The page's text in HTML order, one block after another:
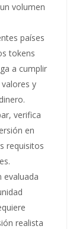
volumen
países
tokens
a cumplir
y
verifica
en
requisitos
evaluada
realista